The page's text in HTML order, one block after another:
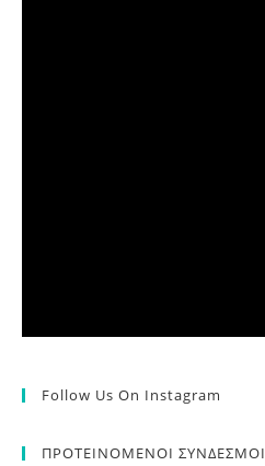
Follow Us On Instagram
ΠΡΟΤΕΙΝΟΜΕΝΟΙ ΣΥΝΔΕΣΜΟΙ